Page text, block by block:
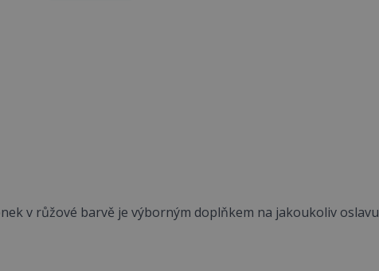
v růžové barvě je výborným doplňkem na jakoukoliv oslavu